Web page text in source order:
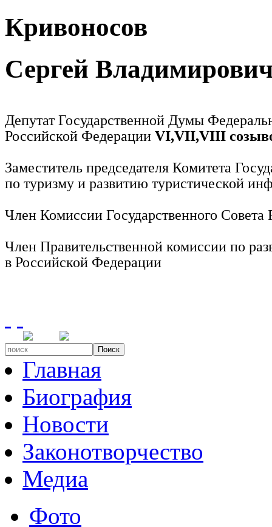
Кривоносов
Сергей
Депутат Государственной Думы
Российской Федерации VI,VII,VIII
Заместитель председателя Комитета
по туризму и развитию туристической
Член Комиссии Государственного
Член Правительственной комиссии по
в Российской Федерации
Поиск
Главная
Биография
Новости
Законотворчество
Медиа
Фото